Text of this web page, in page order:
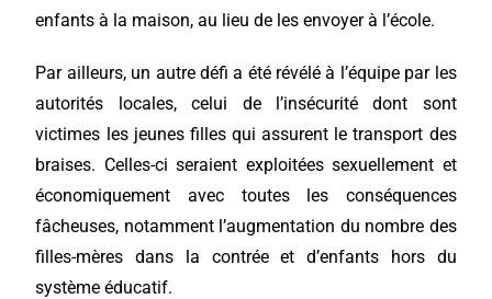
enfants à la maison, au lieu de les envoyer à l’école.
Par ailleurs, un autre défi a été révélé à l’équipe par les
autorités locales, celui de l’insécurité dont sont
victimes les jeunes filles qui assurent le transport des
braises. Celles-ci seraient exploitées sexuellement et
économiquement avec toutes les conséquences
fâcheuses, notamment l’augmentation du nombre des
filles-mères dans la contrée et d’enfants hors du
système éducatif.